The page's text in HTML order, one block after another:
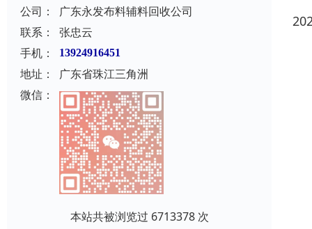
公司：
广东永发布料辅料回收公司
联系：
张忠云
手机：
13924916451
地址：
广东省珠江三角洲
微信：
本站共被浏览过 6713378 次